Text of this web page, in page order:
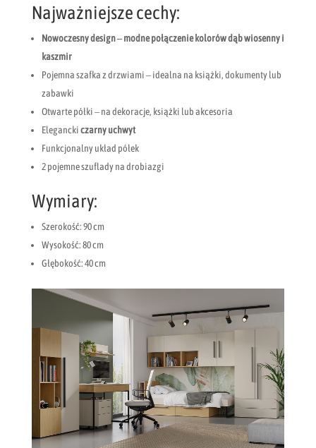
Najważniejsze cechy:
Nowoczesny design – modne połączenie kolorów dąb wiosenny i
kaszmir
Pojemna szafka z drzwiami – idealna na książki, dokumenty lub
zabawki
Otwarte półki – na dekoracje, książki lub akcesoria
Eleganckiczarny uchwyt
Funkcjonalny układ półek
2 pojemne szuflady na drobiazgi
Wymiary:
Szerokość: 90 cm
Wysokość: 80 cm
Głębokość: 40 cm